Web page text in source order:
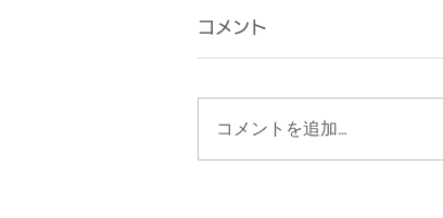
コメント
コメントを追加…